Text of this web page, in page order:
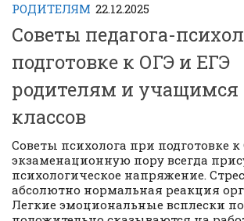
РОДИТЕЛЯМ 22.12.2025
Советы педагога-
подготовке к ОГЭ и ЕГЭ
родителям и учащимся
классов
Советы психолога при подготовке
экзаменационную пору всегда
психологическое напряжение.
абсолютно нормальная реакция
Легкие эмоциональные всплески